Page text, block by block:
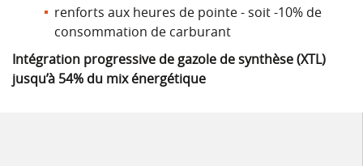
renforts aux heures de pointe - soit -10% de
consommation de carburant
Intégration progressive de gazole de synthèse (XTL)
jusqu’à 54% du mix énergétique